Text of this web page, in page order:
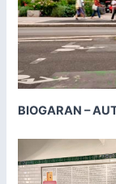
BIOGARAN –